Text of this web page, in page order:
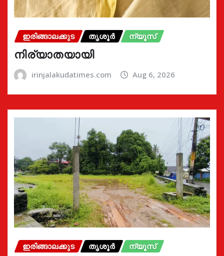
ഇരിങ്ങാലക്കുട തൃശൂർ ന്യൂസ്
നിര്യാതയായി
irinjalakudatimes.com Aug 6, 2026
ഇരിങ്ങാലക്കുട തൃശൂർ ന്യൂസ്